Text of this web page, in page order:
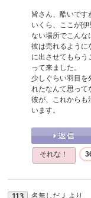
皆さん、酷いです
いくら、ここが[
ない場所でこんな
彼は売れるように
に出させてもらう
って来ました。
少しぐらい羽目を
れたなんて思って
彼が、これからも
います。
それな！
名無しだＪ より